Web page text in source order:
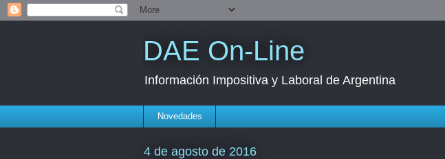
DAE On-Line
Información Impositiva y Laboral de Argentina
Novedades
4 de agosto de 2016